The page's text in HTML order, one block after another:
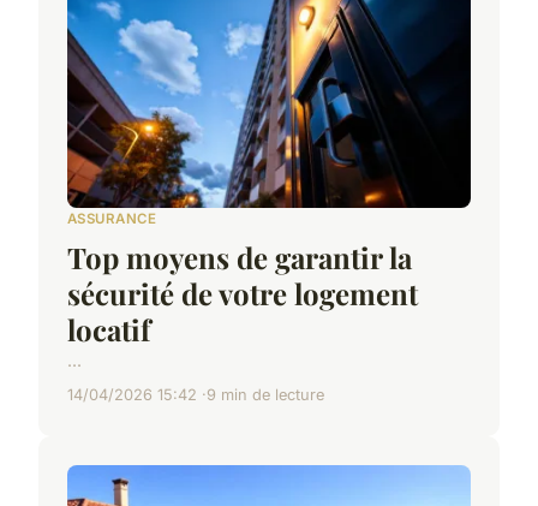
ASSURANCE
Top moyens de garantir la
sécurité de votre logement
locatif
...
14/04/2026 15:42 9 min de lecture